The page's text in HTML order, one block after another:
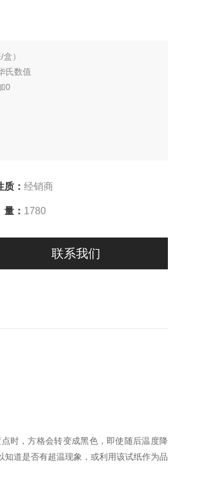
）
氏数值
0
质： 经销商
： 1780
联系我们
时，方格会转变成黑色，即使随后温度降
道是否有超温现象，或利用该试纸作为品